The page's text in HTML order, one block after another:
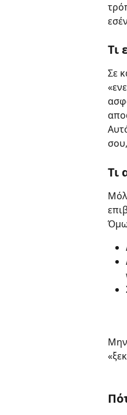
Τι
Σε
Τι
Μην